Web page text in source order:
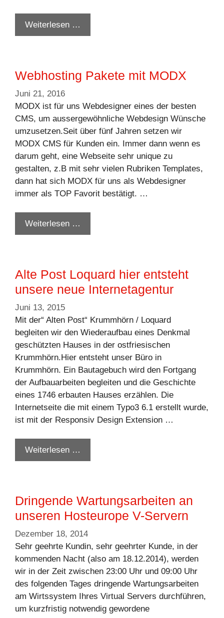
Weiterlesen …
Webhosting Pakete mit MODX
Juni 21, 2016
MODX ist für uns Webdesigner eines der besten
CMS, um aussergewöhnliche Webdesign Wünsche
umzusetzen.Seit über fünf Jahren setzen wir
MODX CMS für Kunden ein. Immer dann wenn es
darum geht, eine Webseite sehr unique zu
gestalten, z.B mit sehr vielen Rubriken Templates,
dann hat sich MODX für uns als Webdesigner
immer als TOP Favorit bestätigt. …
Weiterlesen …
Alte Post Loquard hier entsteht
unsere neue Internetagentur
Juni 13, 2015
Mit der“ Alten Post“ Krummhörn / Loquard
begleiten wir den Wiederaufbau eines Denkmal
geschützten Hauses in der ostfriesischen
Krummhörn.Hier entsteht unser Büro in
Krummhörn. Ein Bautagebuch wird den Fortgang
der Aufbauarbeiten begleiten und die Geschichte
eines 1746 erbauten Hauses erzählen. Die
Internetseite die mit einem Typo3 6.1 erstellt wurde,
ist mit der Responsiv Design Extension …
Weiterlesen …
Dringende Wartungsarbeiten an
unseren Hosteurope V-Servern
Dezember 18, 2014
Sehr geehrte Kundin, sehr geehrter Kunde, in der
kommenden Nacht (also am 18.12.2014), werden
wir in der Zeit zwischen 23:00 Uhr und 09:00 Uhr
des folgenden Tages dringende Wartungsarbeiten
am Wirtssystem Ihres Virtual Servers durchführen,
um kurzfristig notwendig gewordene